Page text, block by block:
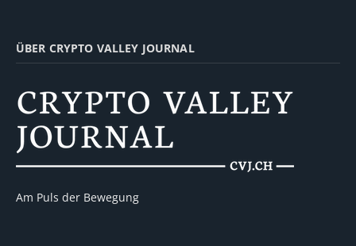
ÜBER CRYPTO VALLEY JOURNAL
Am Puls der Bewegung